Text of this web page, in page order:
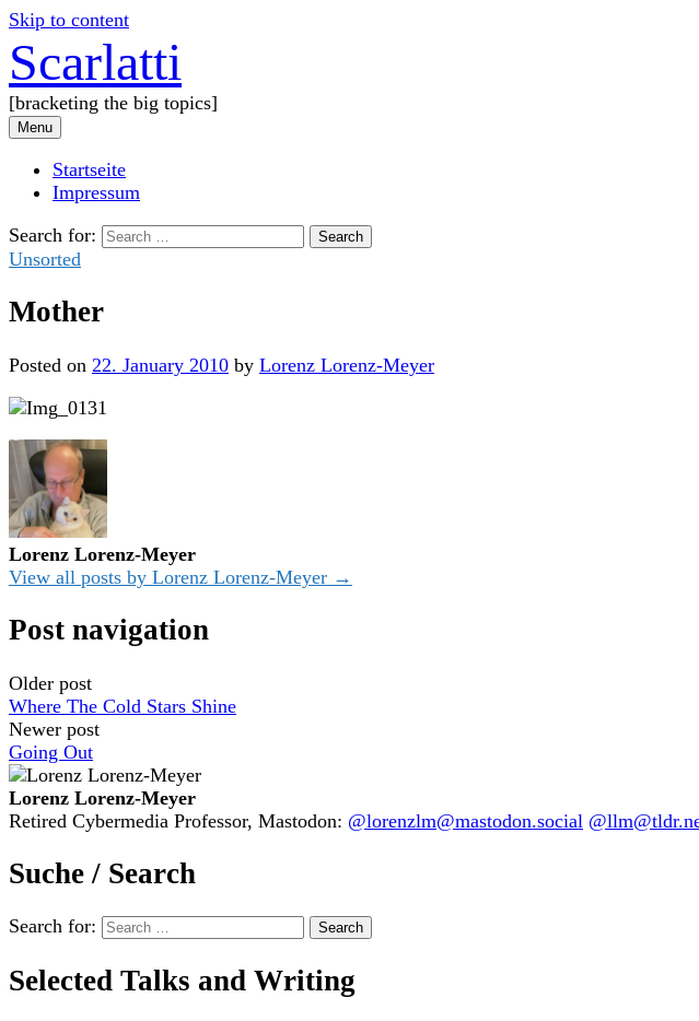
Skip to content
Scarlatti
[bracketing the big topics]
Menu
Startseite
Impressum
Search for:
Unsorted
Mother
Posted on 22. January 2010 by Lorenz Lorenz-Meyer
Lorenz Lorenz-Meyer
View all posts by Lorenz Lorenz-Meyer →
Post navigation
Older post
Where The Cold Stars Shine
Newer post
Going Out
Lorenz Lorenz-Meyer
Retired Cybermedia Professor, Mastodon: @lorenzlm@mastodon.social
Suche / Search
Search for:
Selected Talks and Writing